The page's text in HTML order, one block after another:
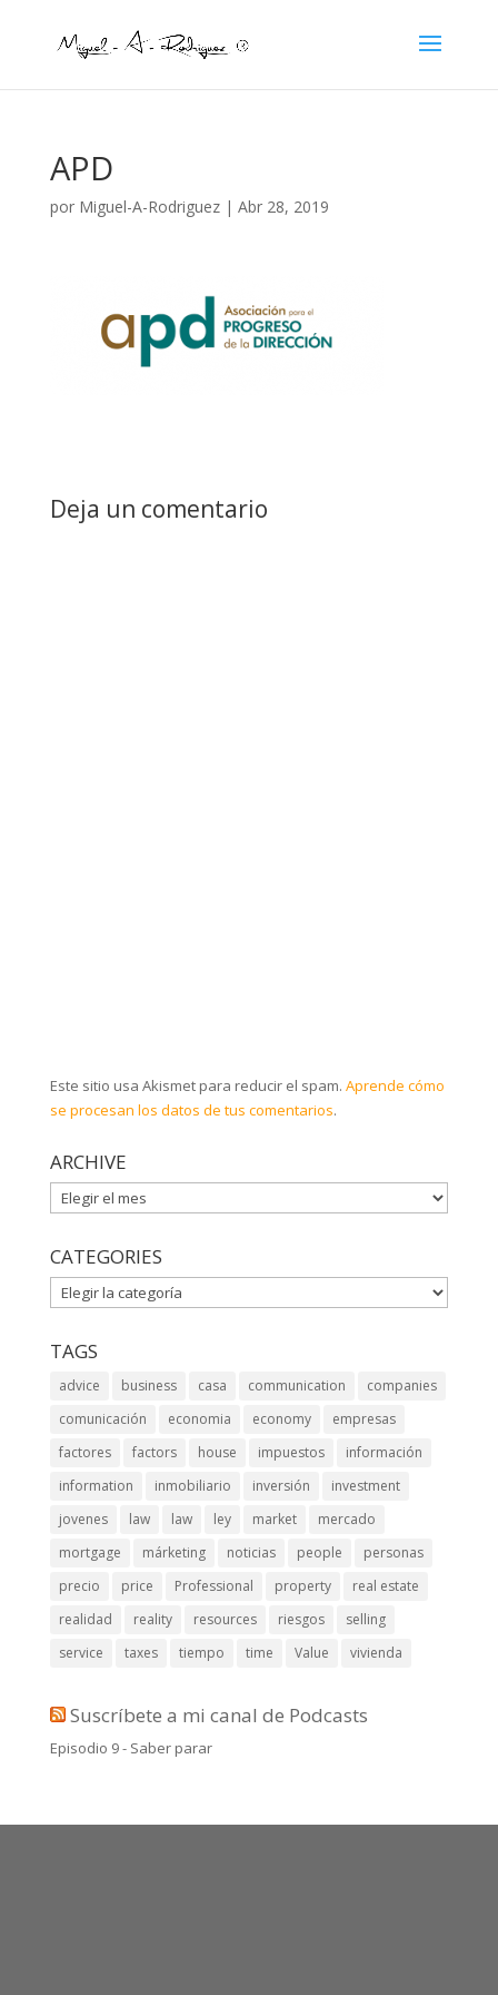
APD
por Miguel-A-Rodriguez| Abr 28, 2019
Deja un comentario
Este sitio usa Akismet para reducir el spam. Aprende cómo
se procesan los datos de tus comentarios.
ARCHIVE
ARCHIVE
CATEGORIES
CATEGORIES
TAGS
advice business casa communication
companies
comunicación
economia economy
empresas
factores
factors house impuestos
información
information
inmobiliario inversión
investment
jovenes
law law ley market
mercado
mortgage
márketing noticias people
personas
precio
price Professional property
real estate
realidad
reality resources riesgos
selling
service
taxes tiempo time Value vivienda
Suscríbete a mi canal de Podcasts
Episodio 9 - Saber parar